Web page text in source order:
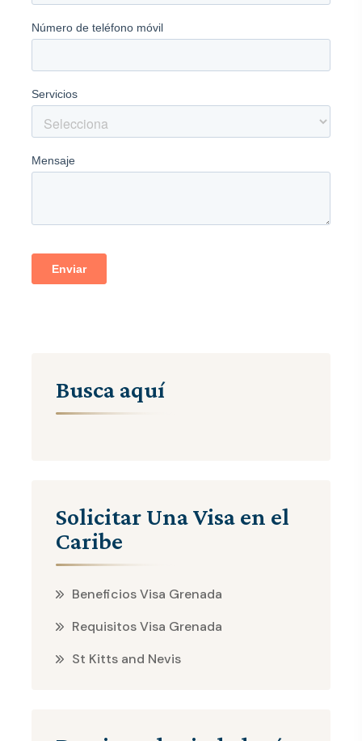
Busca aquí
Solicitar Una Visa en el
Caribe
Beneficios Visa Grenada
Requisitos Visa Grenada
St Kitts and Nevis